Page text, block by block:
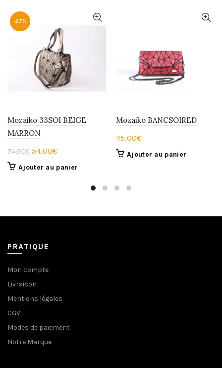
-27%
Mozaiko 33SOI BEIGE
MARRON
74,00€ Le
54,00€
prix
Ajouter au panier
Mozaiko BANCSOIRED
45,00€
Ajouter au panier
PRATIQUE
Mon compte
Livraison
Mentions légales
CGV
Modes de paiement
Notre Marque